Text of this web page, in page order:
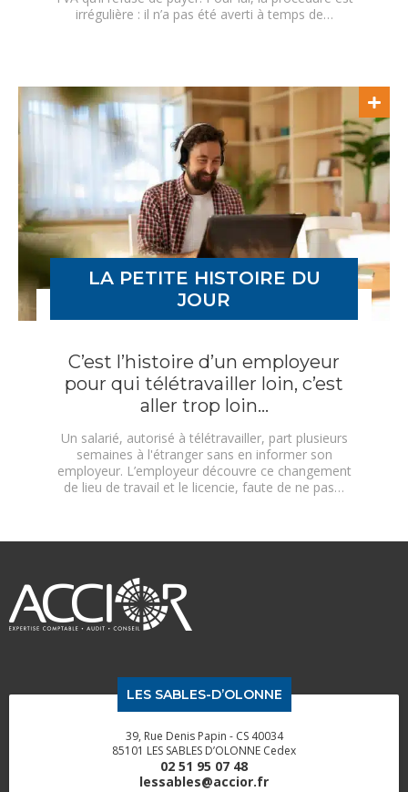
irrégulière : il n’a pas été averti à temps de…
LA PETITE HISTOIRE DU
JOUR
C’est l’histoire d’un employeur
pour qui télétravailler loin, c’est
aller trop loin…
Un salarié, autorisé à télétravailler, part plusieurs
semaines à l'étranger sans en informer son
employeur. L’employeur découvre ce changement
de lieu de travail et le licencie, faute de ne pas…
LES SABLES-D’OLONNE
39, Rue Denis Papin - CS 40034
85101 LES SABLES D’OLONNE Cedex
02 51 95 07 48
lessables@accior.fr